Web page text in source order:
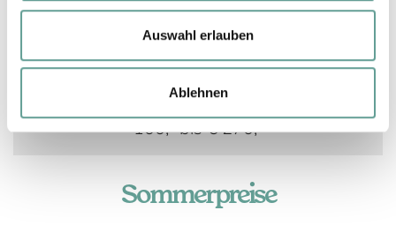
Auswahl erlauben
Ablehnen
small und large: € 60,- bis € 270,-
Einzelzimmerzuschlag für Juniorsuite: €
100,- bis € 270,-
Sommerpreise